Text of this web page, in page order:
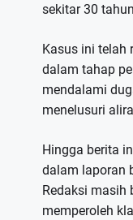
sekitar 30
Kasus ini telah
dalam tahap
mendalami
menelusuri
Hingga berita
dalam laporan
Redaksi masih
memperoleh